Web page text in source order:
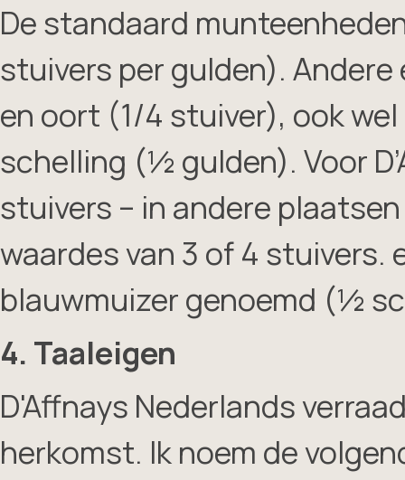
De standaard
stuivers per gulden).
en oort (1/4 stuiver), ook
schelling (½ gulden). Voor
stuivers – in andere
waardes van 3 of 4 stuivers.
blauwmuizer genoemd (½
4. Taaleigen
D'Affnays Nederlands
herkomst. Ik noem de